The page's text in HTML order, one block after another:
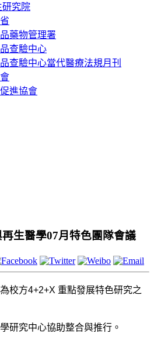
研究院
藥物管理署
查驗中心
查驗中心當代醫療法規月刊
進協會
生醫學07月特色團隊會議
校方4+2+X 重點發展特色研究之
研究中心協助整合與推行。